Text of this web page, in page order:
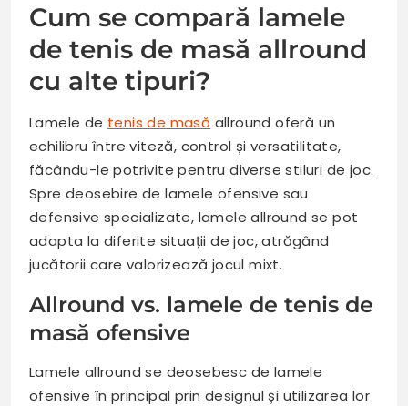
Cum se compară lamele
de tenis de masă allround
cu alte tipuri?
Lamele de tenis de masă allround oferă un
echilibru între viteză, control și versatilitate,
făcându-le potrivite pentru diverse stiluri de joc.
Spre deosebire de lamele ofensive sau
defensive specializate, lamele allround se pot
adapta la diferite situații de joc, atrăgând
jucătorii care valorizează jocul mixt.
Allround vs. lamele de tenis de
masă ofensive
Lamele allround se deosebesc de lamele
ofensive în principal prin designul și utilizarea lor